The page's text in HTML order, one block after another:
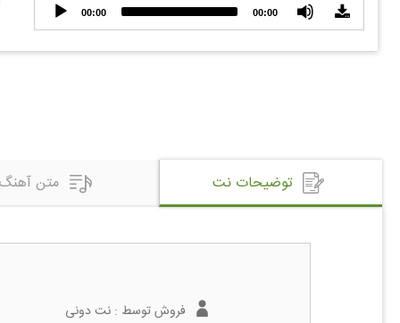
Audio
Player
00:00 00:00
توضیحات نت متن آهنگ
فروش توسط : نت دونی